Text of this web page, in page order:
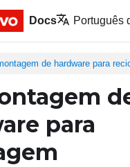
Docs Português
de hardware para
para